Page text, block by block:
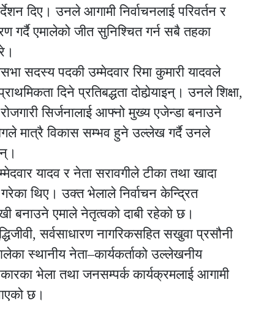
दिए। उनले आगामी निर्वाचनलाई परिवर्तन र
गर्दै एमालेको जीत सुनिश्चित गर्न सबै तहका
सदस्य पदकी उम्मेदवार रिमा कुमारी यादवले
दिने प्रतिबद्धता दोहोर्‍याइन्। उनले शिक्षा,
सिर्जनालाई आफ्नो मुख्य एजेन्डा बनाउने
मात्रै विकास सम्भव हुने उल्लेख गर्दै उनले
यादव र नेता सरावगीले टीका तथा खादा
थिए। उक्त भेलाले निर्वाचन केन्द्रित
बनाउने एमाले नेतृत्वको दाबी रहेको छ।
सर्वसाधारण नागरिकसहित सखुवा प्रसौनी
स्थानीय नेता–कार्यकर्ताको उल्लेखनीय
भेला तथा जनसम्पर्क कार्यक्रमलाई आगामी
छ।